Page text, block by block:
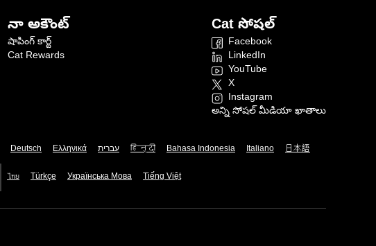
నా అకౌంట్
షాపింగ్ కార్ట్
Cat Rewards
Cat సోషల్
Facebook
LinkedIn
YouTube
X
Instagram
అన్ని సోషల్ మీడియా ఖాతాలు
Deutsch Ελληνικά עברית हिन्दी Bahasa Indonesia Italiano 日本語
ไทย Türkçe Українська Мова Tiếng Việt